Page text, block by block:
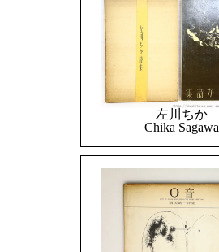
左川ちか
Chika Sagawa